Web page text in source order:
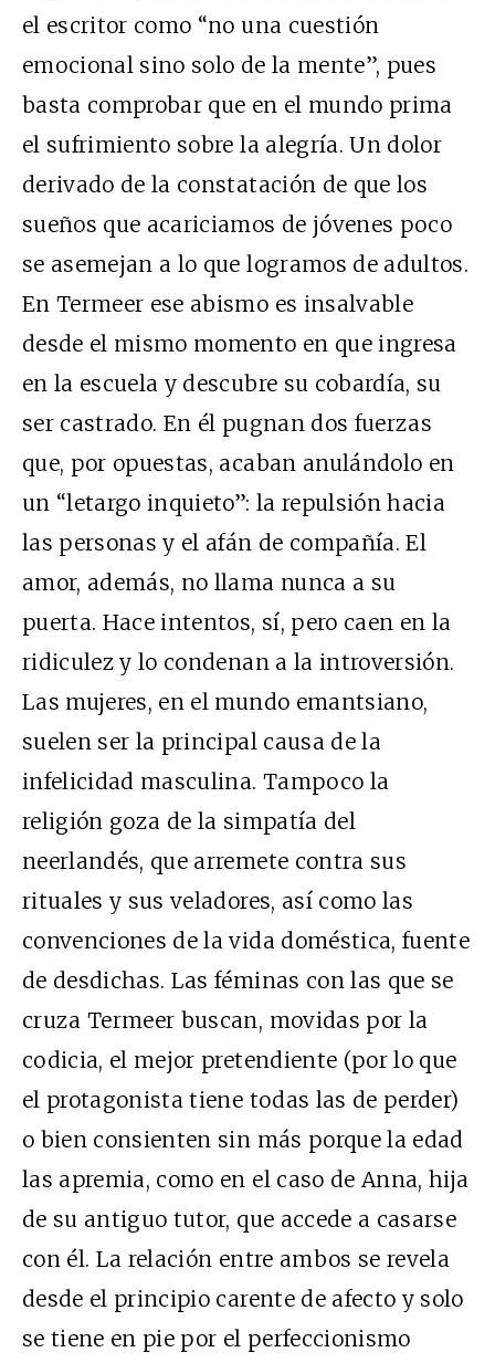
el escritor como “no una cuestión
emocional sino solo de la mente”, pues
basta comprobar que en el mundo prima
el sufrimiento sobre la alegría. Un dolor
derivado de la constatación de que los
sueños que acariciamos de jóvenes poco
se asemejan a lo que logramos de adultos.
En Termeer ese abismo es insalvable
desde el mismo momento en que ingresa
en la escuela y descubre su cobardía, su
ser castrado. En él pugnan dos fuerzas
que, por opuestas, acaban anulándolo en
un “letargo inquieto”: la repulsión hacia
las personas y el afán de compañía. El
amor, además, no llama nunca a su
puerta. Hace intentos, sí, pero caen en la
ridiculez y lo condenan a la introversión.
Las mujeres, en el mundo emantsiano,
suelen ser la principal causa de la
infelicidad masculina. Tampoco la
religión goza de la simpatía del
neerlandés, que arremete contra sus
rituales y sus veladores, así como las
convenciones de la vida doméstica, fuente
de desdichas. Las féminas con las que se
cruza Termeer buscan, movidas por la
codicia, el mejor pretendiente (por lo que
el protagonista tiene todas las de perder)
o bien consienten sin más porque la edad
las apremia, como en el caso de Anna, hija
de su antiguo tutor, que accede a casarse
con él. La relación entre ambos se revela
desde el principio carente de afecto y solo
se tiene en pie por el perfeccionismo